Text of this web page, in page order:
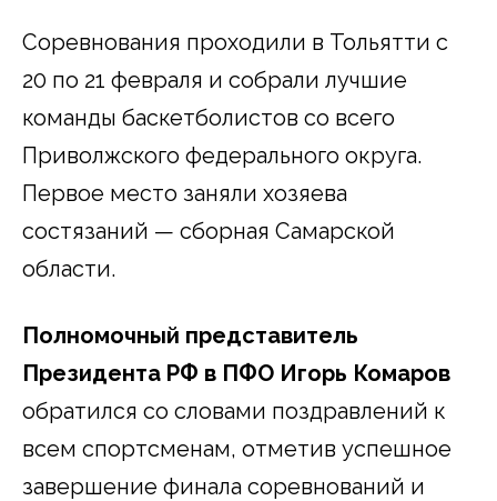
Соревнования проходили в Тольятти с
20 по 21 февраля и собрали лучшие
команды баскетболистов со всего
Приволжского федерального округа.
Первое место заняли хозяева
состязаний — сборная Самарской
области.
Полномочный представитель
Президента РФ в ПФО Игорь Комаров
обратился со словами поздравлений к
всем спортсменам, отметив успешное
завершение финала соревнований и